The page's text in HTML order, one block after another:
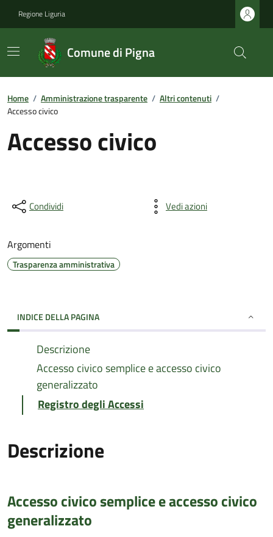
Regione Liguria
Comune di Pigna
Home / Amministrazione trasparente / Altri contenuti /
Accesso civico
Accesso civico
Condividi Vedi azioni
Argomenti
Trasparenza amministrativa
INDICE DELLA PAGINA
Descrizione
Accesso civico semplice e accesso civico
generalizzato
Registro degli Accessi
Descrizione
Accesso civico semplice e accesso civico
generalizzato